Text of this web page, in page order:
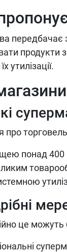
продукти
утилізації.
про
понад 400
це можуть